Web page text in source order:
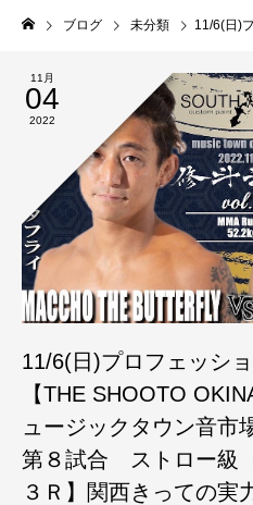
ブログ 未分類 11/6(日)プロフェッショナル修斗公式戦【THE SHOOTO OKINAWA vol.7 】inコザミュージックタウン音市場【メインイベント 第８試合 ストロー級（-５
11月
04
2022
11/6(日)プロフェッシ
【THE SHOOTO
ュージックタウン音
第８試合 ストロー級
３Ｒ】関西きっての実